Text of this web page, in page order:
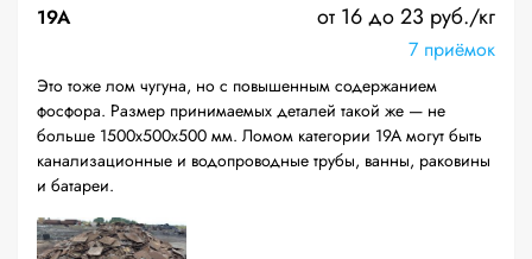
19A от 16 до 23 руб./кг
7 приёмок
Это тоже лом чугуна, но с повышенным содержанием
фосфора. Размер принимаемых деталей такой же — не
больше 1500х500х500 мм. Ломом категории 19А могут быть
канализационные и водопроводные трубы, ванны, раковины
и батареи.